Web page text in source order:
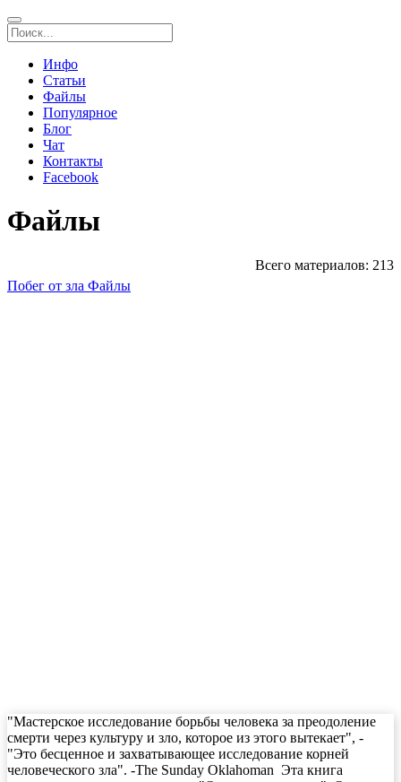
Инфо
Статьи
Файлы
Популярное
Блог
Чат
Контакты
Facebook
Файлы
Всего материалов: 213
Побег от зла Файлы
"Мастерское исследование борьбы человека за преодоление
смерти через культуру и зло, которое из этого вытекает", -
"Это бесценное и захватывающее исследование корней
человеческого зла". -The Sunday Oklahoman Эта книга